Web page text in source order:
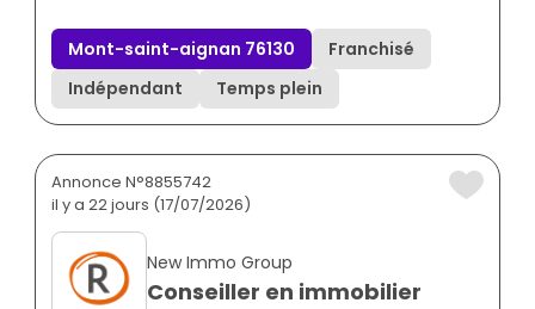
Mont-saint-aignan 76130
Franchisé
Indépendant
Temps plein
Annonce N°8855742
il y a 22 jours (17/07/2026)
New Immo Group
Conseiller en immobilier